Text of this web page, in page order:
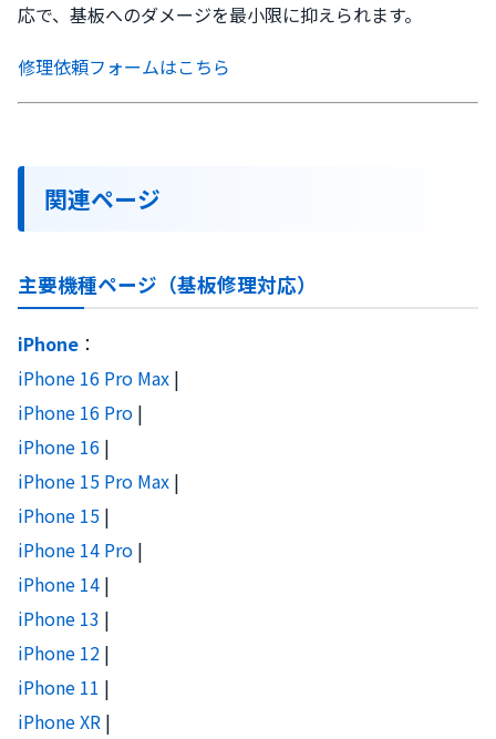
応で、基板へのダメージを最小限に抑えられます。
修理依頼フォームはこちら
関連ページ
主要機種ページ（基板修理対応）
iPhone ：
iPhone 16 Pro Max |
iPhone 16 Pro |
iPhone 16 |
iPhone 15 Pro Max |
iPhone 15 |
iPhone 14 Pro |
iPhone 14 |
iPhone 13 |
iPhone 12 |
iPhone 11 |
iPhone XR |